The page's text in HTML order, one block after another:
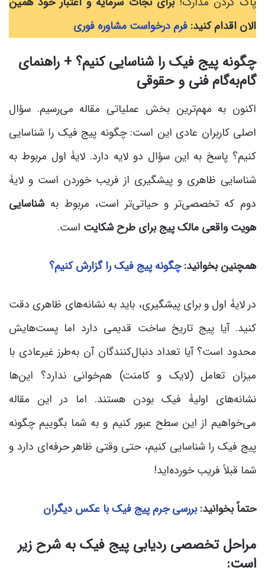
الان اقدام کنید: فرم درخواست مشاوره فوری
چگونه پیج فیک را شناسایی کنیم؟ + راهنمای
گام‌به‌گام فنی و حقوقی
اکنون به مهم‌ترین بخش عملیاتی مقاله می‌رسیم. سؤال
اصلی کاربران عادی این است: چگونه پیج فیک را شناسایی
کنیم؟ پاسخ به این سؤال دو لایه دارد. لایۀ اول مربوط به
شناسایی ظاهری و پیشگیری از فریب خوردن است و لایۀ
دوم که تخصصی‌تر و حیاتی‌تر است، مربوط بهشناسایی
هویت واقعی مالک پیج برای طرح شکایت است.
همچنین بخوانید:چگونه پیج فیک را گزارش کنیم؟
در لایۀ اول و برای پیشگیری، باید به نشانه‌های ظاهری دقت
کنید. آیا پیج تاریخ ساخت قدیمی دارد اما پست‌هایش
محدود است؟ آیا تعداد دنبال‌کنندگان آن به‌طرز غیرعادی با
میزان تعامل (لایک و کامنت) هم‌خوانی ندارد؟ این‌ها
نشانه‌های اولیۀ فیک بودن هستند. اما در این مقاله
می‌خواهیم از این سطح عبور کنیم و به شما بگوییم چگونه
پیج فیک را شناسایی کنیم، حتی وقتی ظاهر حرفه‌ای دارد و
شما قبلاً فریب خورده‌اید!
حتماً بخوانید:بررسی جرم پیج فیک با عکس دیگران
مراحل تخصصی ردیابی پیج فیک به شرح زیر
است: